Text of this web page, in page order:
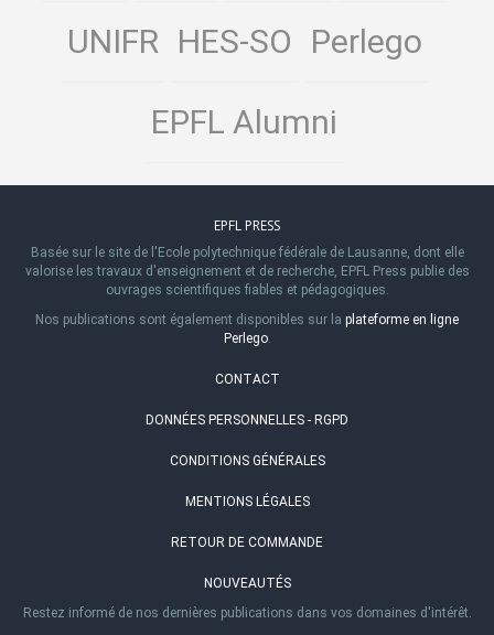
UNIFR HES-SO Perlego
EPFL Alumni
EPFL PRESS
Basée sur le site de l'Ecole polytechnique fédérale de Lausanne, dont elle
valorise les travaux d'enseignement et de recherche, EPFL Press publie des
ouvrages scientifiques fiables et pédagogiques.
Nos publications sont également disponibles sur la plateforme en ligne
Perlego.
CONTACT
DONNÉES PERSONNELLES - RGPD
CONDITIONS GÉNÉRALES
MENTIONS LÉGALES
RETOUR DE COMMANDE
NOUVEAUTÉS
Restez informé de nos dernières publications dans vos domaines d'intérêt.